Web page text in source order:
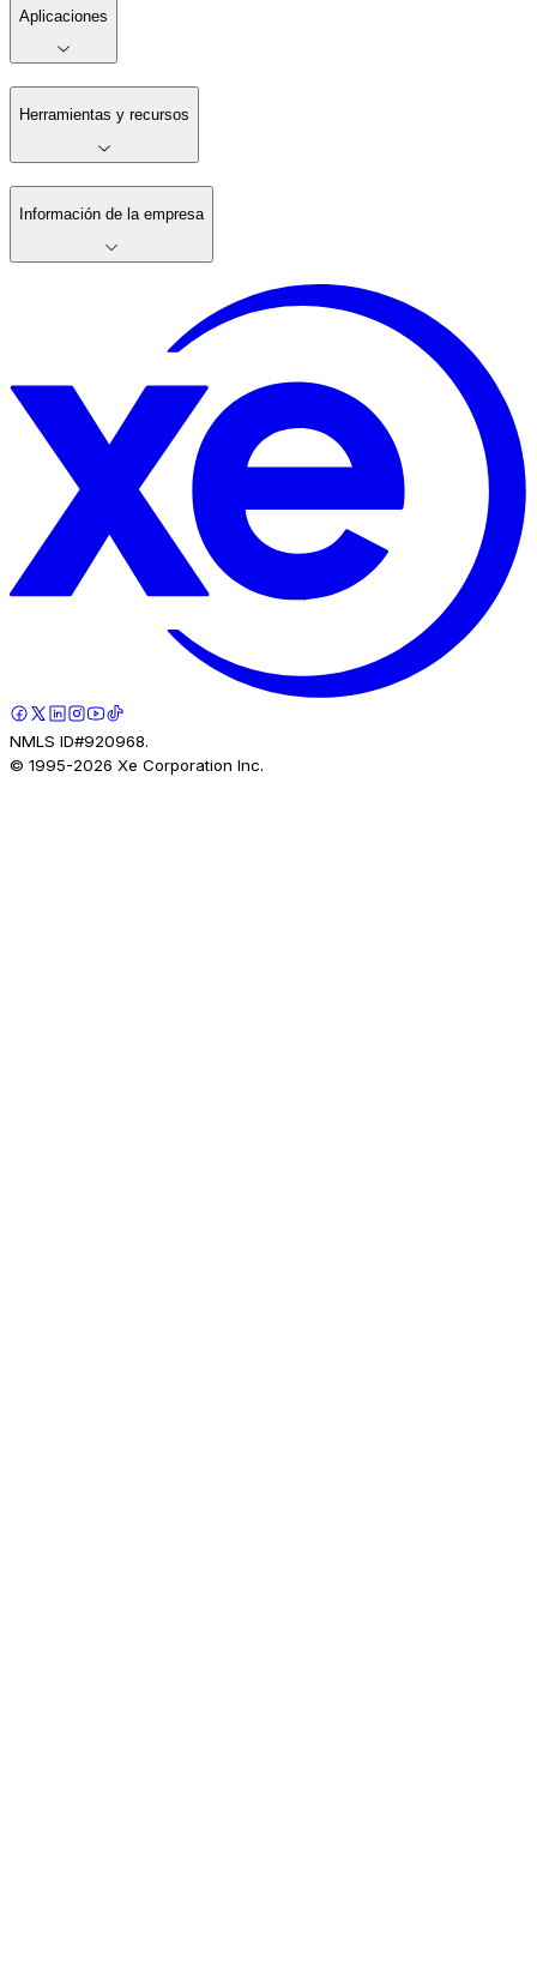
Aplicaciones
Herramientas y recursos
Información de la empresa
NMLS ID#920968.
© 1995-2026 Xe Corporation Inc.